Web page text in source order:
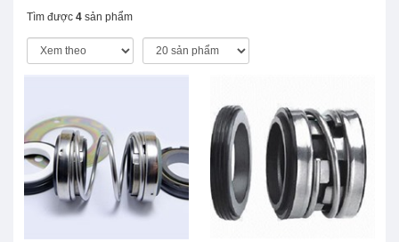
Tìm được 4 sản phẩm